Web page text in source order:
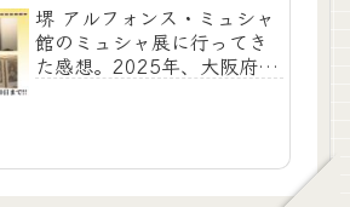
堺 アルフォンス・ミュシャ
館のミュシャ展に行ってき
た感想。2025年、大阪府堺